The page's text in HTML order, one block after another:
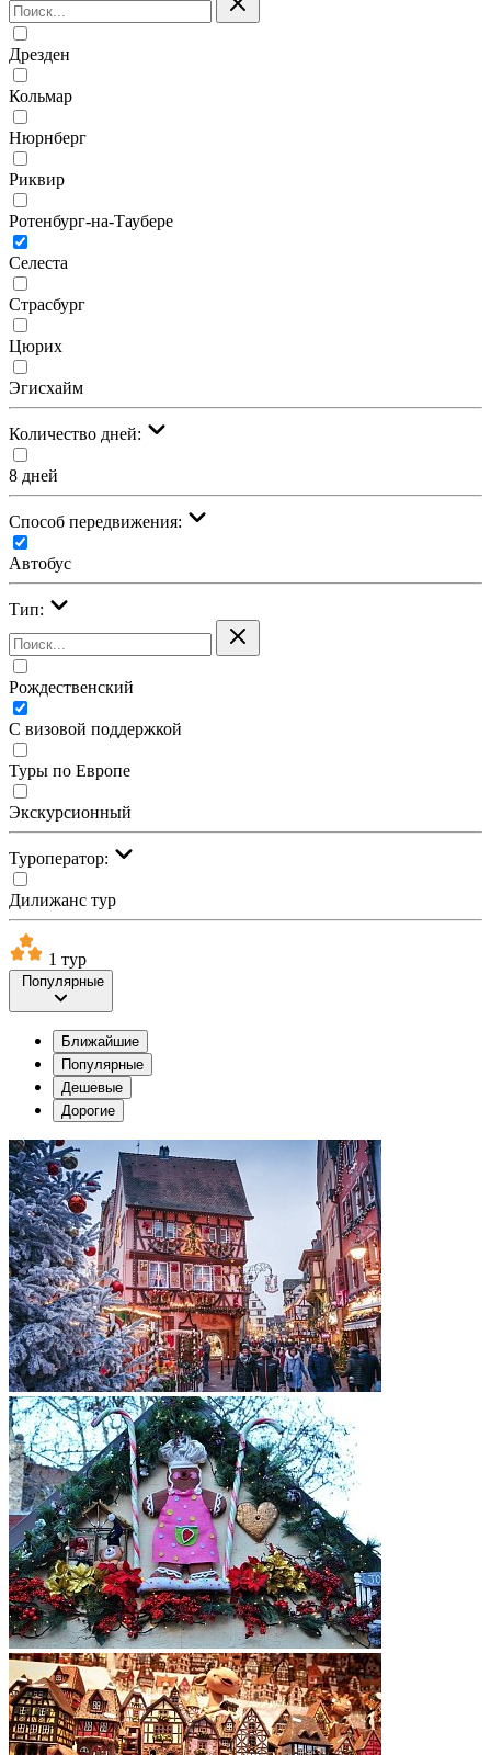
Дрезден
Кольмар
Нюрнберг
Риквир
Ротенбург-на-Таубере
Селеста
Страсбург
Цюрих
Эгисхайм
Количество дней:
8 дней
Cпособ передвижения:
Автобус
Тип:
Рождественский
С визовой поддержкой
Туры по Европе
Экскурсионный
Туроператор:
Дилижанс тур
1 тур
Популярные
Ближайшие
Популярные
Дешевые
Дорогие